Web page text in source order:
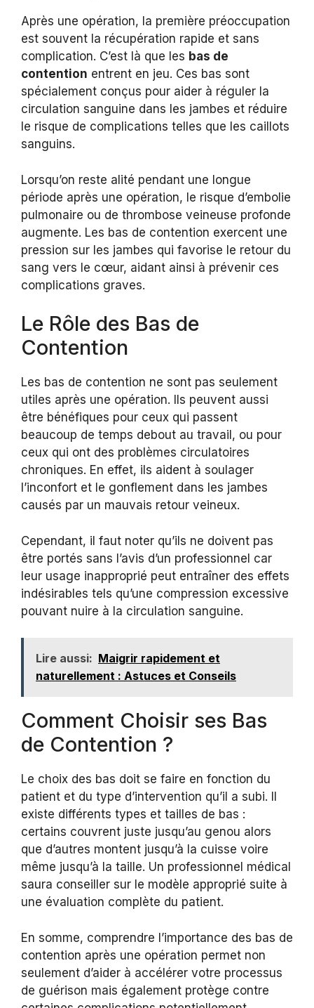
Après une opération, la première préoccupation
est souvent la récupération rapide et sans
complication. C’est là que les bas de
contention entrent en jeu. Ces bas sont
spécialement conçus pour aider à réguler la
circulation sanguine dans les jambes et réduire
le risque de complications telles que les caillots
sanguins.
Lorsqu’on reste alité pendant une longue
période après une opération, le risque d’embolie
pulmonaire ou de thrombose veineuse profonde
augmente. Les bas de contention exercent une
pression sur les jambes qui favorise le retour du
sang vers le cœur, aidant ainsi à prévenir ces
complications graves.
Le Rôle des Bas de
Contention
Les bas de contention ne sont pas seulement
utiles après une opération. Ils peuvent aussi
être bénéfiques pour ceux qui passent
beaucoup de temps debout au travail, ou pour
ceux qui ont des problèmes circulatoires
chroniques. En effet, ils aident à soulager
l’inconfort et le gonflement dans les jambes
causés par un mauvais retour veineux.
Cependant, il faut noter qu’ils ne doivent pas
être portés sans l’avis d’un professionnel car
leur usage inapproprié peut entraîner des effets
indésirables tels qu’une compression excessive
pouvant nuire à la circulation sanguine.
Lire aussi: Maigrir rapidement et
naturellement : Astuces et Conseils
Comment Choisir ses Bas
de Contention ?
Le choix des bas doit se faire en fonction du
patient et du type d’intervention qu’il a subi. Il
existe différents types et tailles de bas :
certains couvrent juste jusqu’au genou alors
que d’autres montent jusqu’à la cuisse voire
même jusqu’à la taille. Un professionnel médical
saura conseiller sur le modèle approprié suite à
une évaluation complète du patient.
En somme, comprendre l’importance des bas de
contention après une opération permet non
seulement d’aider à accélérer votre processus
de guérison mais également protège contre